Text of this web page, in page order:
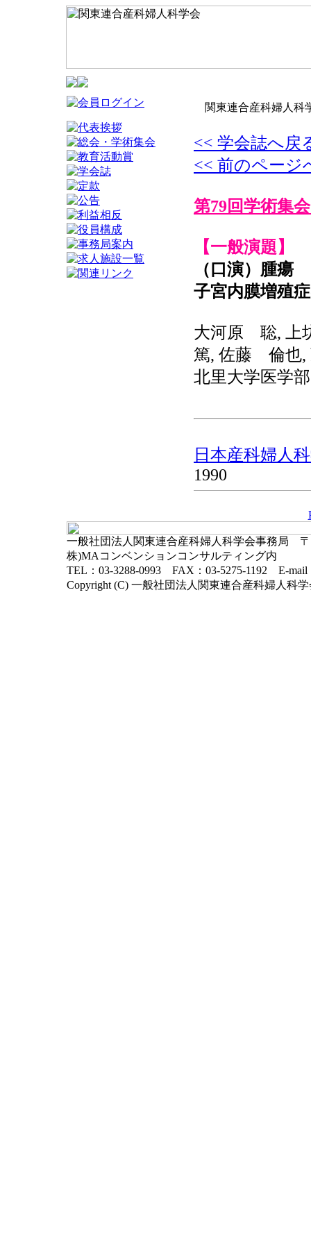
関東連合産科婦人科
<< 学会誌へ戻
<< 前のページ
第79回学術集会
【一般演題】
（口演）腫瘍
子宮内膜増殖
大河原 聡,
篤, 佐藤 倫也
北里大学医学部
日本産科婦人
1990
一般社団法人関東連合産科婦人科学会事務局 〒
株)MAコンベンションコンサルティング内
TEL：03-3288-0993 FAX：03-5275-1192 E-mail
Copyright (C) 一般社団法人関東連合産科婦人科